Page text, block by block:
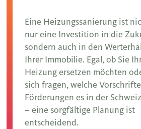
Eine Heizungssanierung ist
nur eine Investition in die
sondern auch in den
Ihrer Immobilie. Egal, ob Sie
Heizung ersetzen möchten
sich fragen, welche
Förderungen es in der
– eine sorgfältige Planung ist
entscheidend.